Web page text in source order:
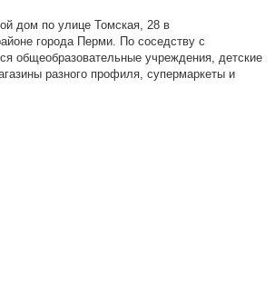
дом по улице Томская, 28 в
города Перми. По соседству с
общеобразовательные учреждения, детские
разного профиля, супермаркеты и